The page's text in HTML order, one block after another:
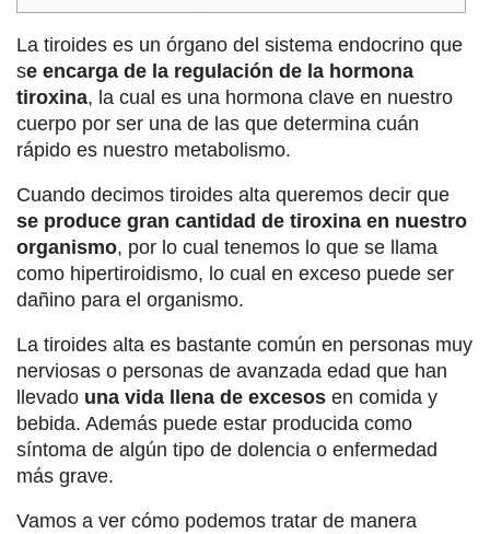
La tiroides es un órgano del sistema endocrino que
se encarga de la regulación de la hormona
tiroxina, la cual es una hormona clave en nuestro
cuerpo por ser una de las que determina cuán
rápido es nuestro metabolismo.
Cuando decimos tiroides alta queremos decir que
se produce gran cantidad de tiroxina en nuestro
organismo, por lo cual tenemos lo que se llama
como hipertiroidismo, lo cual en exceso puede ser
dañino para el organismo.
La tiroides alta es bastante común en personas muy
nerviosas o personas de avanzada edad que han
llevado una vida llena de excesos en comida y
bebida. Además puede estar producida como
síntoma de algún tipo de dolencia o enfermedad
más grave.
Vamos a ver cómo podemos tratar de manera